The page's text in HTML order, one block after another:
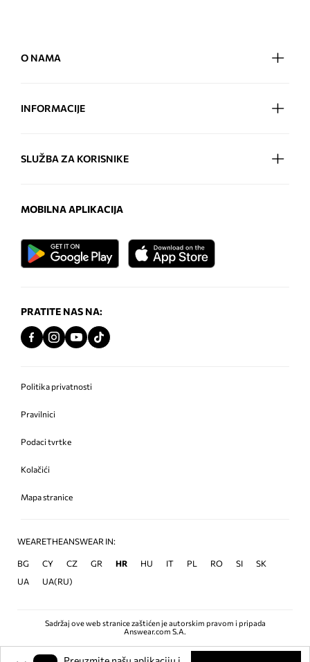
O NAMA
INFORMACIJE
SLUŽBA ZA KORISNIKE
MOBILNA APLIKACIJA
PRATITE NAS NA:
Politika privatnosti
Pravilnici
Podaci tvrtke
Kolačići
Mapa stranice
WEARETHEANSWEAR IN:
BG CY CZ GR HR HU IT PL RO SI
SK
UA
UA(RU)
Sadržaj ove web stranice zaštićen je autorskim pravom i pripada
Answear.com S.A.